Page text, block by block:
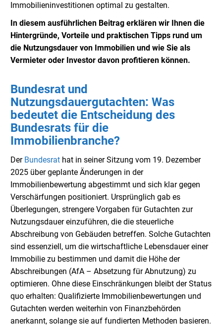
Immobilieninvestitionen optimal zu gestalten.
In diesem ausführlichen Beitrag erklären wir Ihnen die
Hintergründe, Vorteile und praktischen Tipps rund um
die Nutzungsdauer von Immobilien und wie Sie als
Vermieter oder Investor davon profitieren können.
Bundesrat und
Nutzungsdauergutachten: Was
bedeutet die Entscheidung des
Bundesrats für die
Immobilienbranche?
Der Bundesrat hat in seiner Sitzung vom 19. Dezember
2025 über geplante Änderungen in der
Immobilienbewertung abgestimmt und sich klar gegen
Verschärfungen positioniert. Ursprünglich gab es
Überlegungen, strengere Vorgaben für Gutachten zur
Nutzungsdauer einzuführen, die die steuerliche
Abschreibung von Gebäuden betreffen. Solche Gutachten
sind essenziell, um die wirtschaftliche Lebensdauer einer
Immobilie zu bestimmen und damit die Höhe der
Abschreibungen (AfA – Absetzung für Abnutzung) zu
optimieren. Ohne diese Einschränkungen bleibt der Status
quo erhalten: Qualifizierte Immobilienbewertungen und
Gutachten werden weiterhin von Finanzbehörden
anerkannt, solange sie auf fundierten Methoden basieren.